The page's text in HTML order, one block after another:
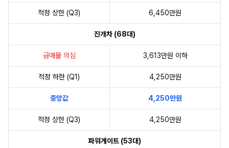
적정 상한 (Q3) 6,450만원
진개차 (68대)
급매물 의심 3,613만원 이하
적정 하한 (Q1) 4,250만원
중앙값 4,250만원
적정 상한 (Q3) 4,250만원
파워게이트 (53대)